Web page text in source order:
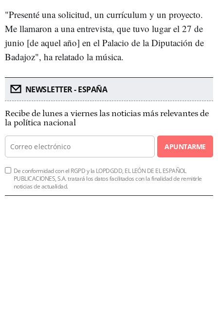
"Presenté una solicitud, un currículum y un proyecto.
Me llamaron a una entrevista, que tuvo lugar el 27 de
junio [de aquel año] en el Palacio de la Diputación de
Badajoz", ha relatado la música.
NEWSLETTER - ESPAÑA
Recibe de lunes a viernes las noticias más relevantes de
la política nacional
APUNTARME
De conformidad con el RGPD y la LOPDGDD, EL LEÓN DE EL ESPAÑOL
PUBLICACIONES, S.A. tratará los datos facilitados con la finalidad de remitirle
noticias de actualidad.